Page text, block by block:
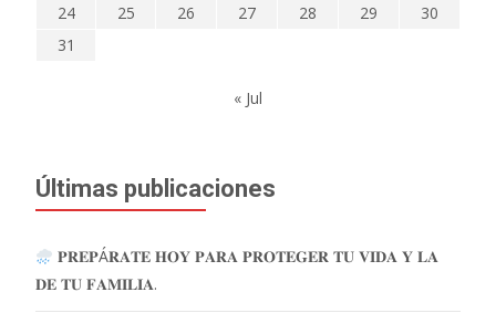
24
25 26 27 28 29
30
31
« Jul
Últimas publicaciones
𝐏𝐑𝐄𝐏Á𝐑𝐀𝐓𝐄 𝐇𝐎𝐘 𝐏𝐀𝐑𝐀 𝐏𝐑𝐎𝐓𝐄𝐆𝐄𝐑 𝐓𝐔 𝐕𝐈𝐃𝐀 𝐘 𝐋𝐀
𝐃𝐄 𝐓𝐔 𝐅𝐀𝐌𝐈𝐋𝐈𝐀.